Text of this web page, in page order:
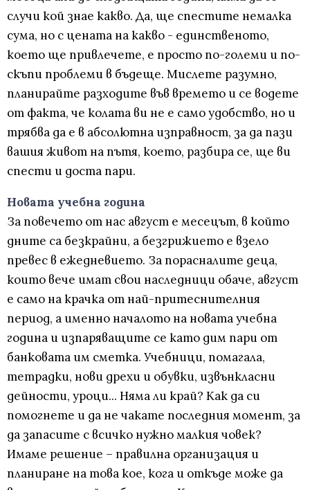
случи кой знае какво. Да, ще спестите немалка
сума, но с цената на какво - единственото,
което ще привлечете, е просто по-големи и по-
скъпи проблеми в бъдеще. Мислете разумно,
планирайте разходите във времето и се водете
от факта, че колата ви не е само удобство, но и
трябва да е в абсолютна изправност, за да пази
вашия живот на пътя, което, разбира се, ще ви
спести и доста пари.
Новата учебна година
За повечето от нас август е месецът, в който
дните са безкрайни, а безгрижието е взело
превес в ежедневието. За порасналите деца,
които вече имат свои наследници обаче, август
е само на крачка от най-притеснителния
период, а именно началото на новата учебна
година и изпаряващите се като дим пари от
банковата им сметка. Учебници, помагала,
тетрадки, нови дрехи и обувки, извънкласни
дейности, уроци... Няма ли край? Как да си
помогнете и да не чакате последния момент, за
да запасите с всичко нужно малкия човек?
Имаме решение – правилна организация и
планиране на това кое, кога и откъде може да